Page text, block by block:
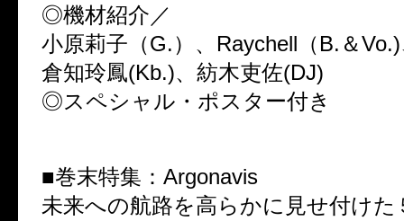
◎機材紹介／
小原莉子（G.）、Raychell（B.＆
倉知玲鳳(Kb.)、紡木吏佐(DJ)
◎スペシャル・ポスター付き
■巻末特集：Argonavis
未来への航路を高らかに見せ付けた